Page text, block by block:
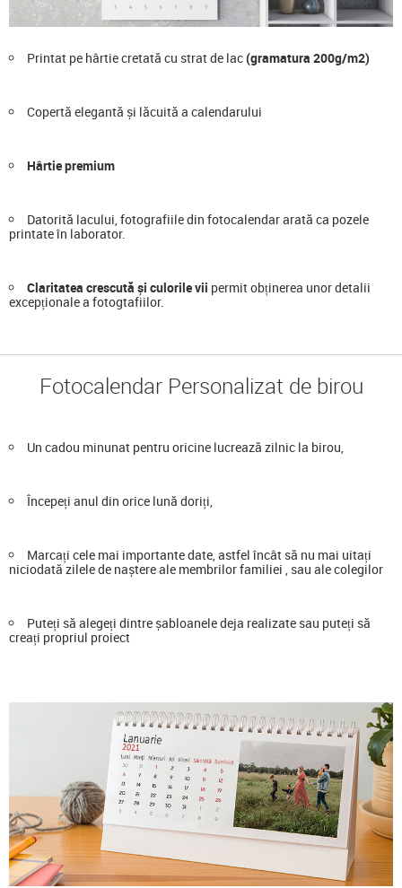
Printat pe hârtie cretată cu strat de lac(gramatura 200g/m2)
Copertă elegantă și lăcuită a calendarului
Hârtie premium
Datorită lacului, fotografiile din fotocalendar arată ca pozele
printate în laborator.
Claritatea crescută și culorile vii permit obținerea unor detalii
excepționale a fotogtafiilor.
Fotocalendar Personalizat de birou
Un cadou minunat pentru oricine lucrează zilnic la birou,
Începeți anul din orice lună doriți,
Marcați cele mai importante date, astfel încât să nu mai uitați
niciodată zilele de naștere ale membrilor familiei , sau ale colegilor
Puteți să alegeți dintre șabloanele deja realizate sau puteți să
creați propriul proiect